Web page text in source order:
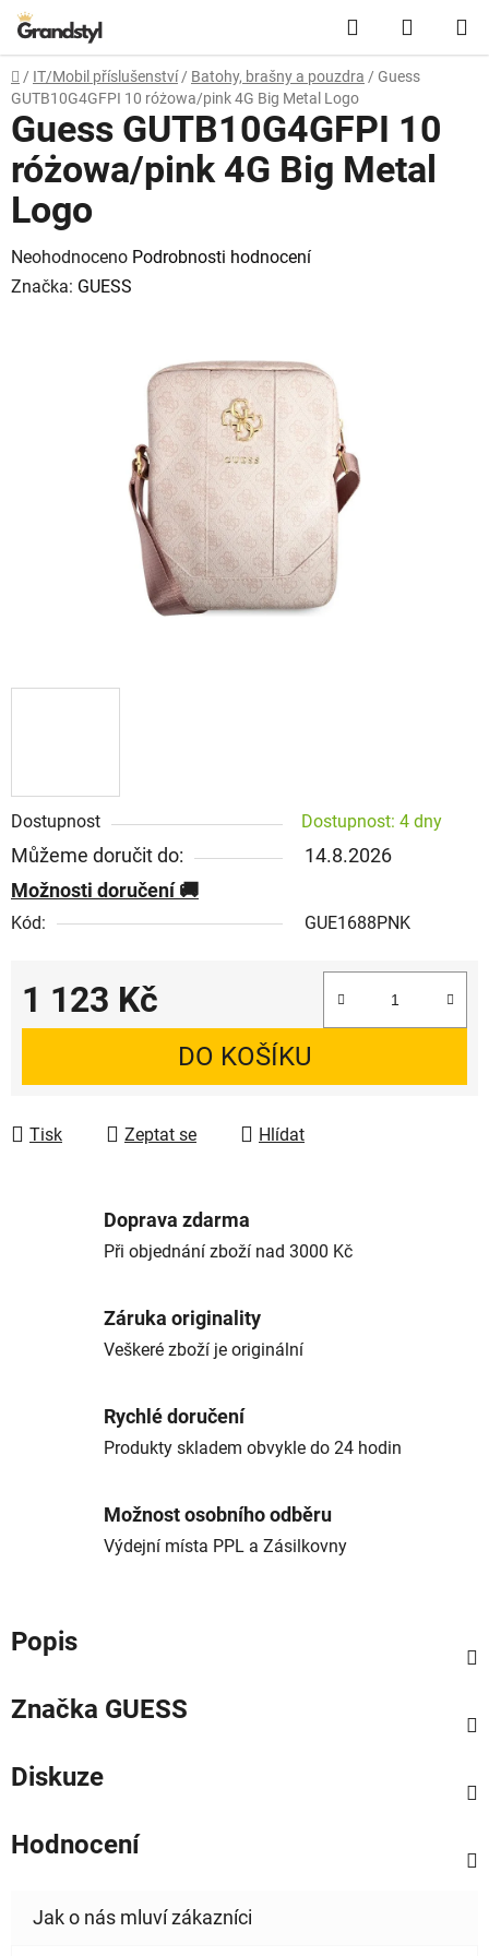
Přejít na obsah Hledat
Domů
/ IT/Mobil příslušenství / Batohy, brašny a pouzdra / Guess
GUTB10G4GFPI 10 różowa/pink 4G Big Metal Logo
Dostupnost Dostupnost: 4 dny
Můžeme doručit do:
14.8.2026
Možnosti doručení
Kód: GUE1688PNK
1 123 Kč
Měrná cena:
DO KOŠÍKU
Tisk Zeptat se Hlídat
Guess GUTB10G4GFPI 10
różowa/pink 4G Big Metal
Logo
Průměrné hodnocení produktu je 0,0 z 5 hvězdiček.
Neohodnoceno Podrobnosti hodnocení
Značka: GUESS
Doprava zdarma
Při objednání zboží nad 3000 Kč
Záruka originality
Veškeré zboží je originální
Rychlé doručení
Produkty skladem obvykle do 24 hodin
Možnost osobního odběru
Výdejní místa PPL a Zásilkovny
Popis
Značka GUESS
Diskuze
Hodnocení